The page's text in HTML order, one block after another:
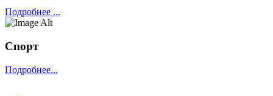
Подробнее ...
Спорт
Подробнее...